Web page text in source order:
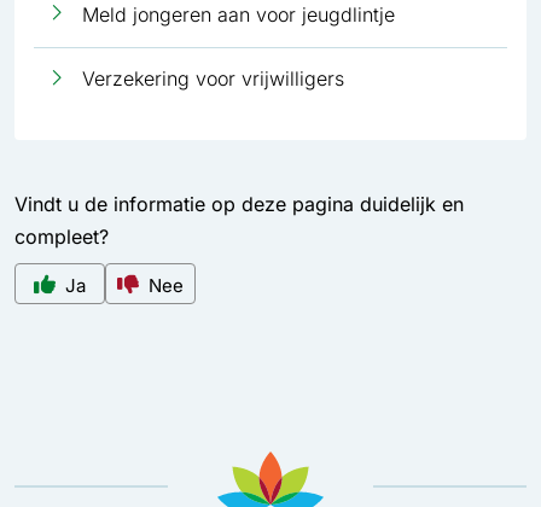
Meld jongeren aan voor jeugdlintje
Verzekering voor vrijwilligers
Vindt u de informatie op deze pagina duidelijk en
compleet?
Ja Nee